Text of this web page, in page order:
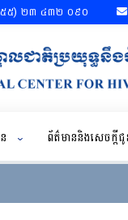
៥)​ ២៣​ ៤៣២ ០៩០​
ព័ត៌មាននិងសេចក្